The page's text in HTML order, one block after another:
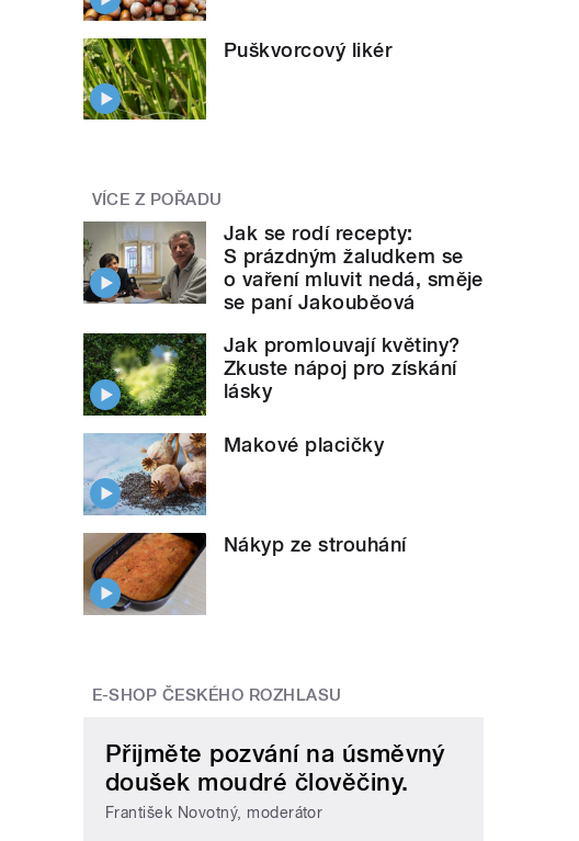
Puškvorcový likér
VÍCE Z POŘADU
Jak se rodí recepty:
S prázdným žaludkem se
o vaření mluvit nedá, směje
se paní Jakouběová
Jak promlouvají květiny?
Zkuste nápoj pro získání
lásky
Makové placičky
Nákyp ze strouhání
E-SHOP ČESKÉHO ROZHLASU
Přijměte pozvání na úsměvný
doušek moudré člověčiny.
František Novotný, moderátor